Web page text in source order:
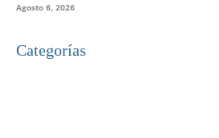
Agosto 6, 2026
Categorías